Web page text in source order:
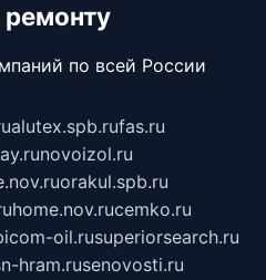
ремонту
по всей России
alutex.spb.rufas.ru
novoizol.ru
orakul.spb.ru
home.nov.rucemko.ru
oil.rusuperiorsearch.ru
hram.rusenovosti.ru